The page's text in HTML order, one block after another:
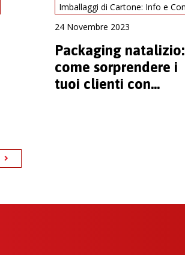
24 Novembre 2023
Packaging natalizio:
come sorprendere i
tuoi clienti con